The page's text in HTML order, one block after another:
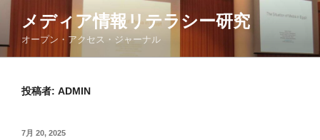
テ
ン
メディア情報リテラシー研究
オープン・アクセス・ジャーナル
投稿者: ADMIN
投
7月 20, 2025